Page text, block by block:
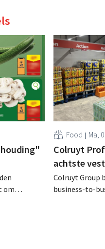
om
Food Ma,
Colruyt
achtste
Colruyt Group
business-to-